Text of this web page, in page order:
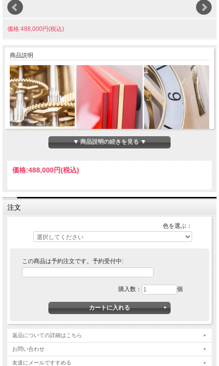
価格:488,000円(税込)
商品説明
ドイツ・ヘルムレ社の高級デザイン置き時計。
式デザイン置き時計です。都会的優雅なデザインがお部屋のインテリアに合わせや
すいアイテムです。記念品や贈答品に最適です。名入れ無料！
■サイズ：H18cm x 17cm x W17ｃｍ
■素材：真鍮、天然木材クルミ材ブラック仕上げ、ミネラルガラス
メーカー保証書とご使用方法説明付き、お買上後１年間自然故障は無償にて保証致
輸入品のため日本国内に在庫切れの商品が入荷するまで通常より時間（１ヶ月～２
注文後在庫切れの場合がございますのでご了承ください。
▼ 商品説明の続きを見る ▼
価格:488,000円(税込)
注文
色を選ぶ：
この商品は予約注文です。予約受付中:
購入数： 個
返品についての詳細はこちら
お問い合わせ
友達にメールですすめる